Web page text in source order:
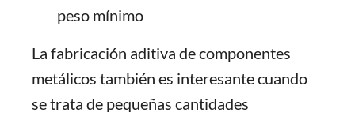
peso mínimo
La fabricación aditiva de componentes
metálicos también es interesante cuando
se trata de pequeñas cantidades